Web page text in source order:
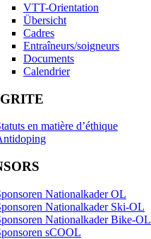
VTT-Orientation
Übersicht
Cadres
Entraîneurs/soigneurs
Documents
Calendrier
en matière d’éthique
Nationalkader OL
Nationalkader Ski-OL
Nationalkader Bike-OL
sCOOL